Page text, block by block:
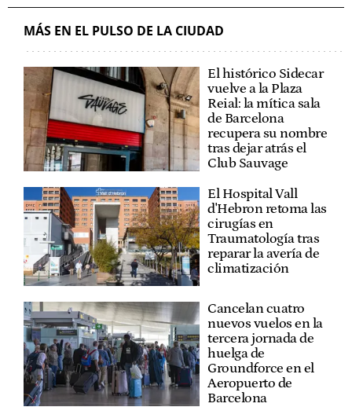
MÁS EN EL PULSO DE LA CIUDAD
El histórico Sidecar
vuelve a la Plaza
Reial: la mítica sala
de Barcelona
recupera su nombre
tras dejar atrás el
Club Sauvage
El Hospital Vall
d'Hebron retoma las
cirugías en
Traumatología tras
reparar la avería de
climatización
Cancelan cuatro
nuevos vuelos en la
tercera jornada de
huelga de
Groundforce en el
Aeropuerto de
Barcelona